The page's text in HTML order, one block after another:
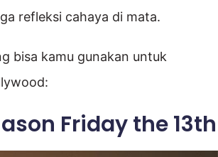
refleksi cahaya di mata.
bisa kamu gunakan untuk
Friday the 13th